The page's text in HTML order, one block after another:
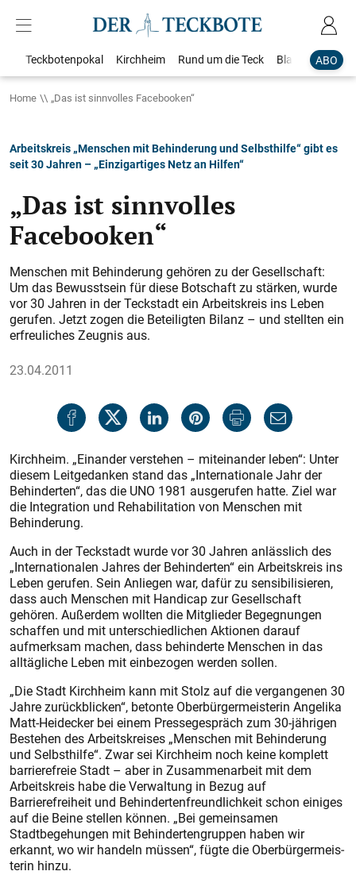
ABO
Teckbotenpokal Kirchheim Rund um die Teck Blaulicht
Home „Das ist sinnvolles Facebooken“
Arbeitskreis „Menschen mit Behinderung und Selbsthilfe“ gibt es
seit 30 Jahren – „Einzigartiges Netz an Hilfen“
„Das ist sinnvolles
Facebooken“
Menschen mit Behinderung gehören zu der Gesellschaft:
Um das Bewusstsein für diese Botschaft zu stärken, wurde
vor 30 Jahren in der Teckstadt ein Arbeitskreis ins Leben
gerufen. Jetzt zogen die Beteiligten Bilanz – und stellten ein
erfreuliches Zeugnis aus.
23.04.2011
Kirchheim. „Einander verstehen – miteinander leben“: Unter
diesem Leitgedanken stand das „Internationale Jahr der
Behinderten“, das die UNO 1981 ausgerufen hatte. Ziel war
die Integration und Rehabilitation von Menschen mit
Behinderung.
Auch in der Teckstadt wurde vor 30 Jahren anlässlich des
„Internationalen Jahres der Behinderten“ ein Arbeitskreis ins
Leben gerufen. Sein Anliegen war, dafür zu sensibilisieren,
dass auch Menschen mit Handicap zur Gesellschaft
gehören. Außerdem wollten die Mitglieder Begegnungen
schaffen und mit unterschiedlichen Aktionen darauf
aufmerksam machen, dass behinderte Menschen in das
alltägliche Leben mit einbezogen werden sollen.
„Die Stadt Kirchheim kann mit Stolz auf die vergangenen 30
Jahre zurückblicken“, betonte Oberbürgermeisterin Angelika
Matt-Heidecker bei einem Pressegespräch zum 30-jährigen
Bestehen des Arbeitskreises „Menschen mit Behinderung
und Selbsthilfe“. Zwar sei Kirchheim noch keine komplett
barrierefreie Stadt – aber in Zusammenarbeit mit dem
Arbeitskreis habe die Verwaltung in Bezug auf
Barrierefreiheit und Behindertenfreundlichkeit schon einiges
auf die Beine stellen können. „Bei gemeinsamen
Stadtbegehungen mit Behindertengruppen haben wir
erkannt, wo wir handeln müssen“, fügte die Oberbürgermeis­
terin hinzu.